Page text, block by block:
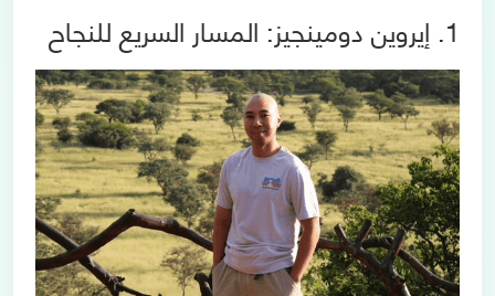
1. إيروين دومينجيز: المسار السريع للنجاح